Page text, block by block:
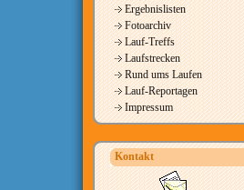
Ergebnislisten
Fotoarchiv
Lauf-Treffs
Laufstrecken
Rund ums Laufen
Lauf-Reportagen
Impressum
Kontakt